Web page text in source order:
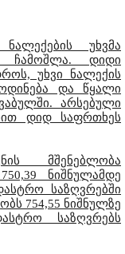
უხვმა
ჩამოშლა. დიდი
უხვი ნალექის
და წყალი
არსებული
დიდ საფრთხეს
მშენებლობა
ნიშნულამდე
საზღვრებში
754,55 ნიშნულზე
საზღვრებს